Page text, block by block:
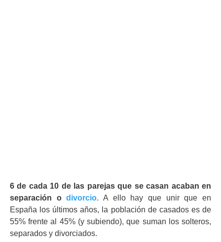
6 de cada 10 de las parejas que se casan acaban en
separación odivorcio. A ello hay que unir que en
España los últimos años, la población de casados es de
55% frente al 45% (y subiendo), que suman los solteros,
separados y divorciados.